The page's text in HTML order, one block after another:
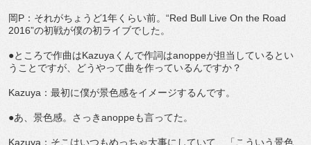
岡P：それがちょうど1年くらい前。“Red Bull Live On the Road
2016”の初戦が僕の初ライブでした。
●ところで作曲はKazuyaくんで作詞はanoppeが担当しているとい
うことですが、どうやって曲を作っているんですか？
Kazuya：最初に僕が景色感をイメージするんです。
●あ、景色感。さっきanoppeも言ってた。
Kazuya：そこはいつもめっちゃ大事にしていて、「こういう景色